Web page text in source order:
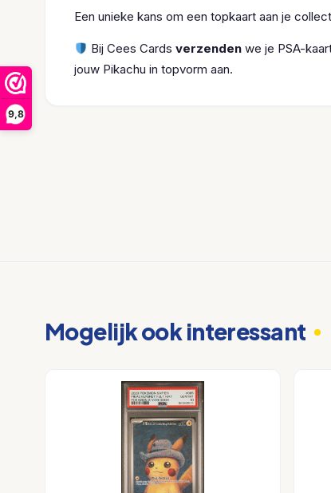
9,8
Een unieke kans om een topkaart aan je
Bij Cees Cardsverzenden we je PSA-
jouw Pikachu in topvorm aan.
Mogelijk ook interessant